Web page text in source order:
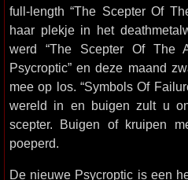
full-length “The Scepter Of
haar plekje in het
werd “The Scepter Of The
Psycroptic” en deze maand
mee op los. “Symbols Of
wereld in en buigen zult u
scepter. Buigen of kruipen
poeperd.
De nieuwe Psycroptic is een